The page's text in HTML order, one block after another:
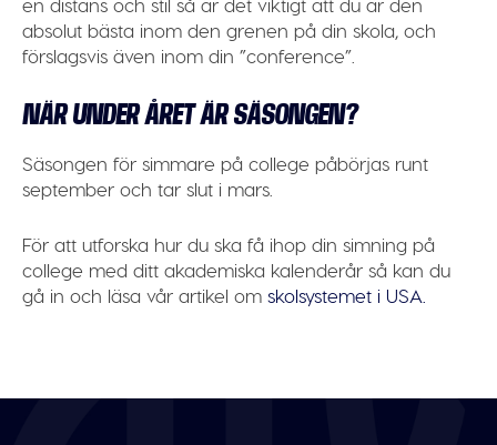
en distans och stil så är det viktigt att du är den
absolut bästa inom den grenen på din skola, och
förslagsvis även inom din ”conference”.
NÄR UNDER ÅRET ÄR SÄSONGEN?
Säsongen för simmare på college påbörjas runt
september och tar slut i mars.
För att utforska hur du ska få ihop din simning på
college med ditt akademiska kalenderår så kan du
gå in och läsa vår artikel omskolsystemet i USA.